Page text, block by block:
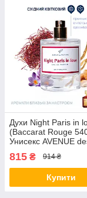
Духи Night Paris in
(Baccarat Rouge
Унисекс AVENUE
группы восточных,
цветочных
815 ₴ 914 ₴
Купити